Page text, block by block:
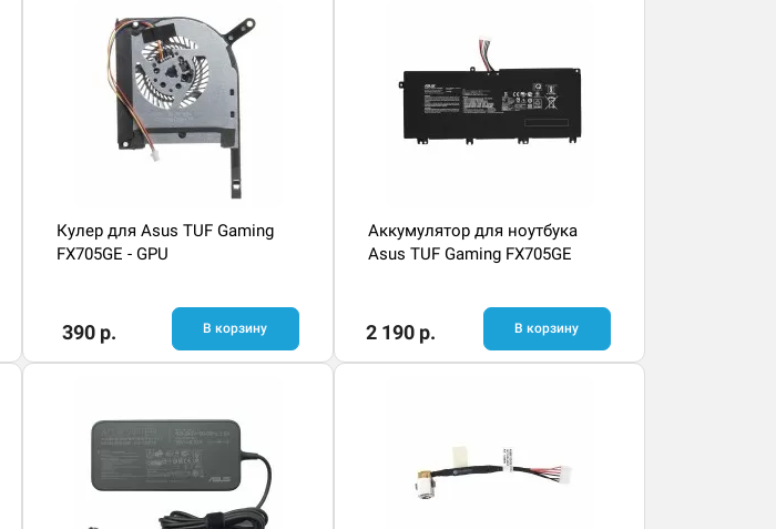
Кулер для Asus TUF Gaming
FX705GE - GPU
390 р. В корзину
Аккумулятор для ноутбука
Asus TUF Gaming FX705GE
2 190 р. В корзину